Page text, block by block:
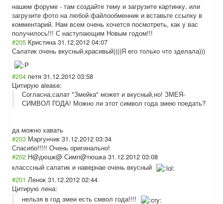
нашем форуме - там создайте тему и загрузите картинку, или
загрузите фото на любой файлообменник и вставьте ссылку в
комментарий. Нам всем очень хочется посмотреть, как у вас
получилось!!! С наступающим Новым годом!!!
#205 Кристина 31.12.2012 04:07
Салатик очень вкусный,красивый))))Я его только что зделала)))
#204 петя 31.12.2012 03:58
Цитирую alease:
Согласна,салат "Змейка" может и вкусный,но! ЗМЕЯ-
СИМВОЛ ГОДА! Можно ли этот символ года змею поедать?
да можно хавать
#203 Маргунчик 31.12.2012 03:34
Спасибо!!!!! Очень оригинально!
#202 Н@дюшк@ Симп@тюшка 31.12.2012 03:08
класссный салатик и навернае очень вкусный
#201 Ленок 31.12.2012 02:44
Цитирую лена:
нельзя в год змеи есть смвол года!!!!